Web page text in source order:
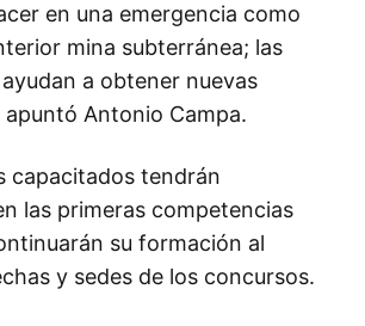
en una emergencia como
mina subterránea; las
a obtener nuevas
apuntó Antonio Campa.
capacitados tendrán
las primeras competencias
su formación al
y sedes de los concursos.